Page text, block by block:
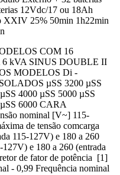
12Vdc/17 ou 18Ah
25% 50min 1h22min
COM 16
kVA SINUS DOUBLE II
MODELOS Di -
µSS 3200 µSS
4000 µSS 5000 µSS
6000 CARA
nominal [V~] 115-
de tensão comcarga
115-127V) e 180 a 260
e 180 a 260 (entrada
de fator de potência [1]
- 0,99 Frequência nominal